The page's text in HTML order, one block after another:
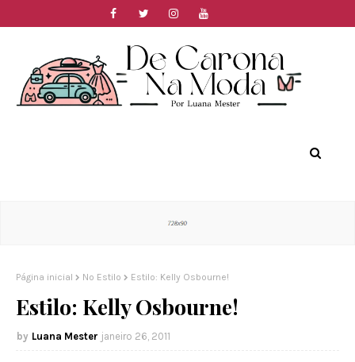
Página inicial No Estilo Estilo: Kelly Osbourne!
Estilo: Kelly Osbourne!
Luana Mester janeiro 26, 2011